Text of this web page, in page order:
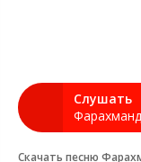
Слушать
Скачать песню